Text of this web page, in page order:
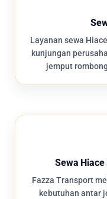
Layanan sewa
kunjungan
jemput
Sewa
Fazza Transport
kebutuhan antar